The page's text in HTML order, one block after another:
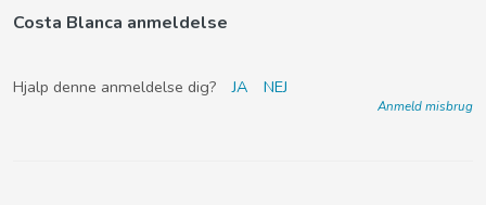
Costa Blanca anmeldelse
Hjalp denne anmeldelse dig? JA NEJ
Anmeld misbrug